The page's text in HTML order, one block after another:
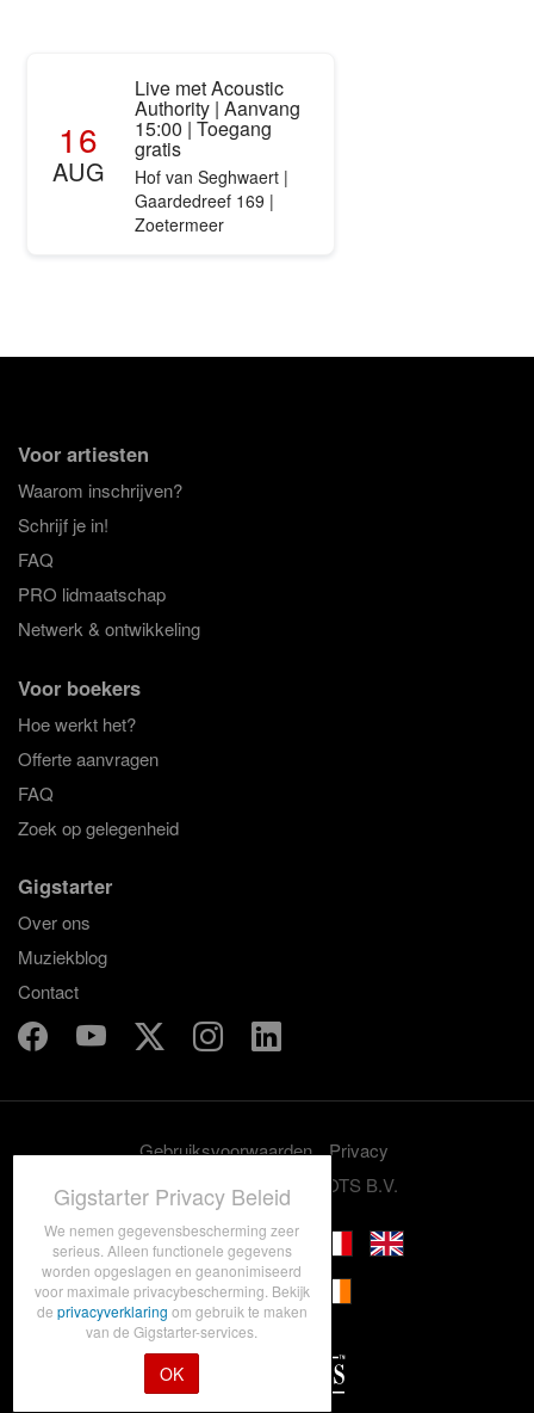
16
AUG
Live met Acoustic
Authority | Aanvang
15:00 | Toegang
gratis
Hof van Seghwaert |
Gaardedreef 169 |
Zoetermeer
Voor artiesten
Waarom inschrijven?
Schrijf je in!
FAQ
PRO lidmaatschap
Netwerk & ontwikkeling
Voor boekers
Hoe werkt het?
Offerte aanvragen
FAQ
Zoek op gelegenheid
Gigstarter
Over ons
Muziekblog
Contact
Gebruiksvoorwaarden
Privacy
© 2012-2026 GRASSROOTS B.V.
Gigstarter Privacy Beleid
We nemen gegevensbescherming zeer
serieus. Alleen functionele gegevens
worden opgeslagen en geanonimiseerd
voor maximale privacybescherming. Bekijk
de privacyverklaring om gebruik te maken
van de Gigstarter-services.
OK